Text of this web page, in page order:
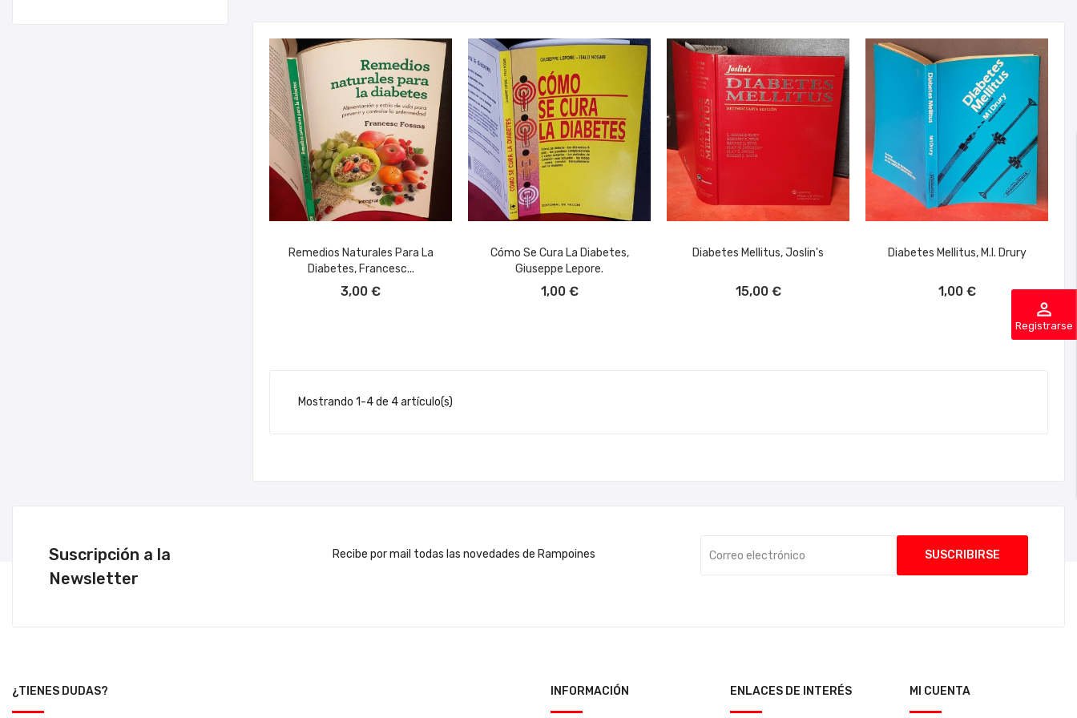
perm_identity
Registrarse
Remedios Naturales Para La
Diabetes, Francesc...
3,00 €
Cómo Se Cura La Diabetes,
Giuseppe Lepore.
1,00 €
Diabetes Mellitus, Joslin's
15,00 €
Diabetes Mellitus, M.I. Drury
1,00 €
Mostrando 1-4 de 4 artículo(s)
Suscripción a la
Newsletter
Recibe por mail todas las novedades de Rampoines
¿TIENES DUDAS? INFORMACIÓN ENLACES DE INTERÉS MI CUENTA